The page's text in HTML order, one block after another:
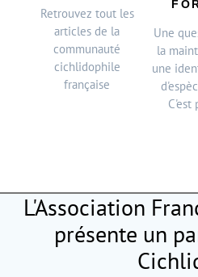
Retrouvez tout les
articles de la
communauté
cichlidophile
française
Une
la
une
C'est
L'Association
présente un